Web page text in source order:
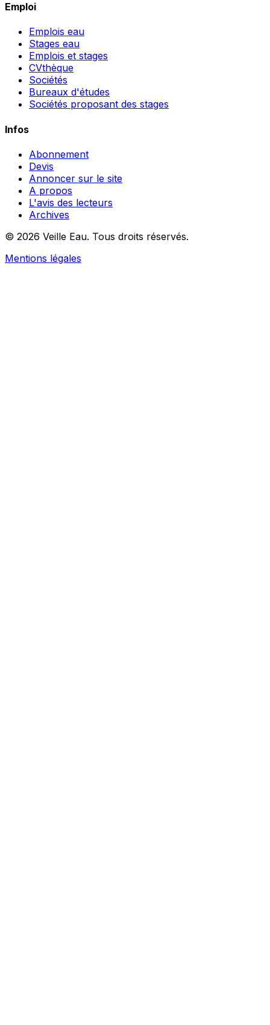
Emploi
Emplois eau
Stages eau
Emplois et stages
CVthèque
Sociétés
Bureaux d'études
Sociétés proposant des stages
Infos
Abonnement
Devis
Annoncer sur le site
A propos
L'avis des lecteurs
Archives
© 2026 Veille Eau. Tous droits réservés.
Mentions légales